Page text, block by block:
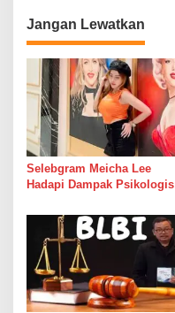
a
s
i
p
o
s
Jangan Lewatkan
Selebgram Meicha Lee
Hadapi Dampak Psikologis
Berulang Kali Diperiksa
Psikiater